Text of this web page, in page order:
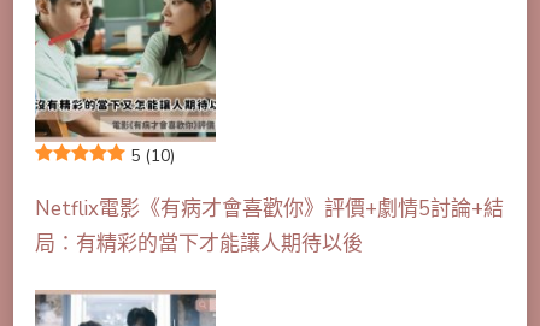
5 (10)
Netflix電影《有病才會喜歡你》評價+劇情5討論+結
局：有精彩的當下才能讓人期待以後